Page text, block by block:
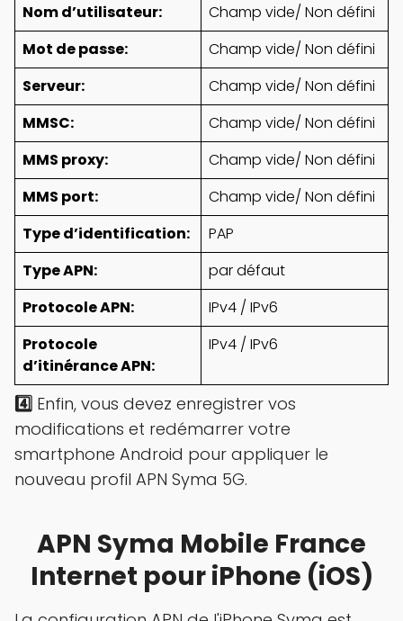
Nom d’utilisateur:
Champ vide/ Non défini
Mot de passe:
Champ vide/ Non défini
Serveur:
Champ vide/ Non défini
MMSC:
Champ vide/ Non défini
MMS proxy:
Champ vide/ Non défini
MMS port:
Champ vide/ Non défini
Type d’identification:
PAP
Type APN:
par défaut
Protocole APN:
IPv4 / IPv6
Protocole
d’itinérance APN:
IPv4 / IPv6
4️⃣ Enfin, vous devez enregistrer vos
modifications et redémarrer votre
smartphone Android pour appliquer le
nouveau profil APN Syma 5G.
APN Syma Mobile France
Internet pour iPhone (iOS)